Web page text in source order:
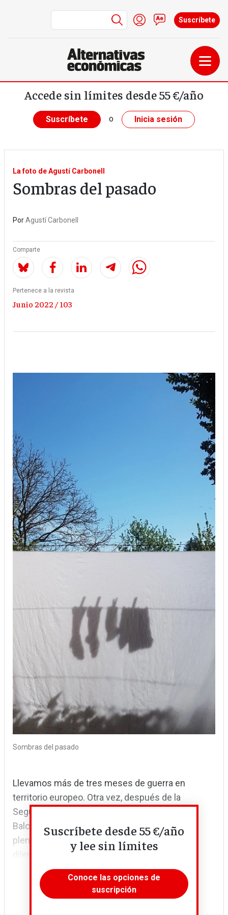
Pasar al contenido principal
Menú de cuenta de
Iniciar sesión
Contacto
Suscríbete
Accede sin límites desde 55 €/año
Suscríbete o Inicia sesión
La foto de Agustí Carbonell
Sombras del pasado
PorAgustí Carbonell
Comparte
Pertenece a la revista
Junio 2022 / 103
Sombras del pasado
Llevamos más de tres meses de guerra en
territorio europeo. Otra vez, después de la
Segunda Guerra Mundial y del horror en los
Balcanes. Europa habla de valores y de paz en
plena escalada. Contradicciones, división,
dilemas. Sombras del pasado.
Suscríbete desde 55 €/año
y lee sin límites
Conoce las opciones de
suscripción